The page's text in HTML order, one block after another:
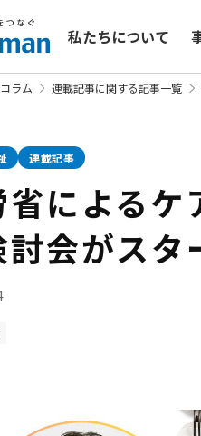
私たちについて
ラム 連載記事に関する記事一覧
連載記事
省によるケ
討会がスタ